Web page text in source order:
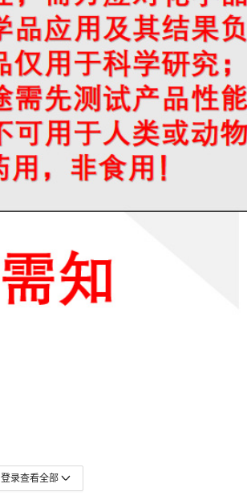
登录查看全部